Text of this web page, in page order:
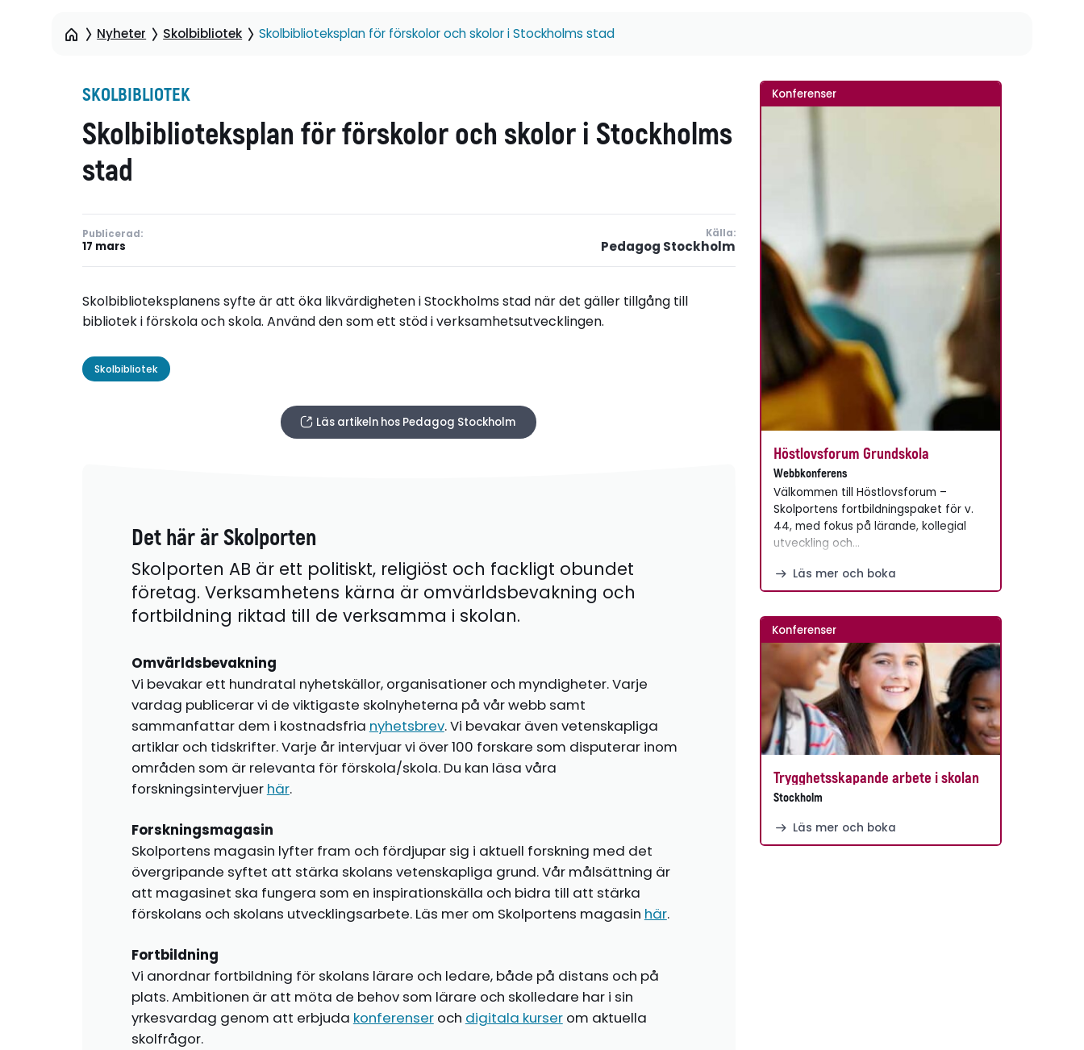
Nyheter Skolbibliotek Skolbiblioteksplan för förskolor och skolor i Stockholms stad
SKOLBIBLIOTEK
Skolbiblioteksplan för förskolor och skolor i Stockholms
stad
Publicerad:
17 mars
Källa:
Pedagog Stockholm
Skolbiblioteksplanens syfte är att öka likvärdigheten i Stockholms stad när det gäller tillgång till
bibliotek i förskola och skola. Använd den som ett stöd i verksamhetsutvecklingen.
Skolbibliotek
Läs artikeln hos Pedagog Stockholm
Det här är Skolporten
Skolporten AB är ett politiskt, religiöst och fackligt obundet
företag. Verksamhetens kärna är omvärldsbevakning och
fortbildning riktad till de verksamma i skolan.
Omvärldsbevakning
Vi bevakar ett hundratal nyhetskällor, organisationer och myndigheter. Varje
vardag publicerar vi de viktigaste skolnyheterna på vår webb samt
sammanfattar dem i kostnadsfria nyhetsbrev. Vi bevakar även vetenskapliga
artiklar och tidskrifter. Varje år intervjuar vi över 100 forskare som disputerar inom
områden som är relevanta för förskola/skola. Du kan läsa våra
forskningsintervjuer här.
Forskningsmagasin
Skolportens magasin lyfter fram och fördjupar sig i aktuell forskning med det
övergripande syftet att stärka skolans vetenskapliga grund. Vår målsättning är
att magasinet ska fungera som en inspirationskälla och bidra till att stärka
förskolans och skolans utvecklingsarbete. Läs mer om Skolportens magasin här.
Fortbildning
Vi anordnar fortbildning för skolans lärare och ledare, både på distans och på
plats. Ambitionen är att möta de behov som lärare och skolledare har i sin
yrkesvardag genom att erbjuda konferenseroch digitala kurserom aktuella
skolfrågor.
Konferenser
Höstlovsforum Grundskola
Webbkonferens
Välkommen till Höstlovsforum –
Skolportens fortbildningspaket för v.
44, med fokus på lärande, kollegial
utveckling och…
Läs mer och boka
Konferenser
Trygghetsskapande arbete i skolan
Stockholm
Läs mer och boka